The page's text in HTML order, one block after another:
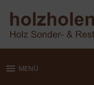
MENÜ